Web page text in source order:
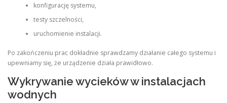
konfigurację systemu,
testy szczelności,
uruchomienie instalacji.
Po zakończeniu prac dokładnie sprawdzamy działanie całego systemu i
upewniamy się, że urządzenie działa prawidłowo.
Wykrywanie wycieków w instalacjach
wodnych